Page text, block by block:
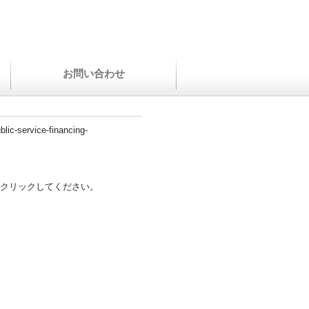
お問い合わせ
service-financing-
リックしてください。